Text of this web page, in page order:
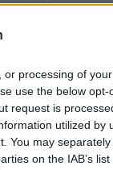
processing of
use the below opt-
request is
utilized by
You may
on the IAB’s
ti is